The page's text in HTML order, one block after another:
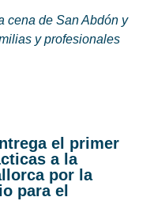
cena de San Abdón y
y profesionales
el primer
a la
por la
para el